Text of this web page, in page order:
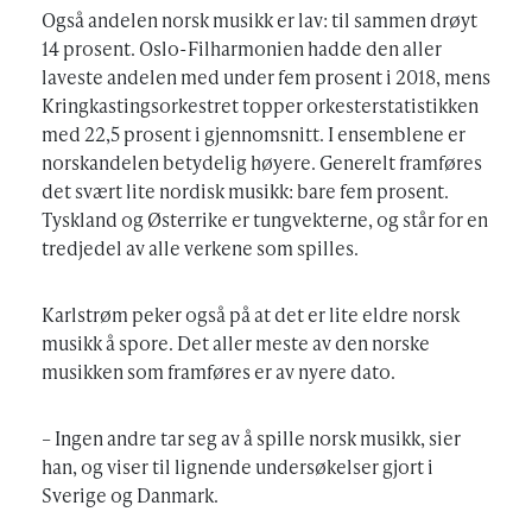
Også andelen norsk musikk er lav: til sammen drøyt
14 prosent. Oslo-Filharmonien hadde den aller
laveste andelen med under fem prosent i 2018, mens
Kringkastingsorkestret topper orkesterstatistikken
med 22,5 prosent i gjennomsnitt. I ensemblene er
norskandelen betydelig høyere. Generelt framføres
det svært lite nordisk musikk: bare fem prosent.
Tyskland og Østerrike er tungvekterne, og står for en
tredjedel av alle verkene som spilles.
Karlstrøm peker også på at det er lite eldre norsk
musikk å spore. Det aller meste av den norske
musikken som framføres er av nyere dato.
– Ingen andre tar seg av å spille norsk musikk, sier
han, og viser til lignende undersøkelser gjort i
Sverige og Danmark.